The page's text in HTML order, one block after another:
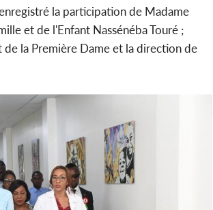
la participation de Madame
et de l'Enfant Nassénéba Touré ;
la Première Dame et la direction de